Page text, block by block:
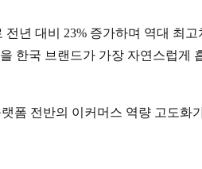
년 대비 23% 증가하며 역대 최
한국 브랜드가 가장 자연스럽게
폼 전반의 이커머스 역량 고도화